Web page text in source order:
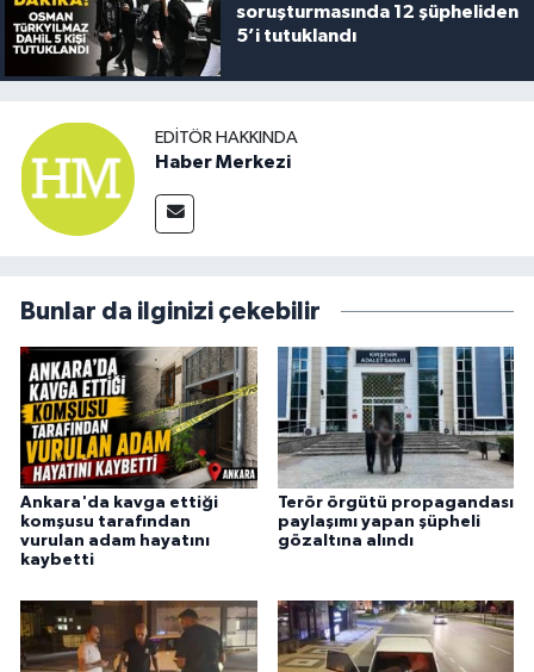
soruşturmasında 12 şüpheliden
5’i tutuklandı
EDITÖR HAKKINDA
Haber Merkezi
Bunlar da ilginizi çekebilir
Ankara'da kavga ettiği
komşusu tarafından
vurulan adam hayatını
kaybetti
Terör örgütü propagandası
paylaşımı yapan şüpheli
gözaltına alındı